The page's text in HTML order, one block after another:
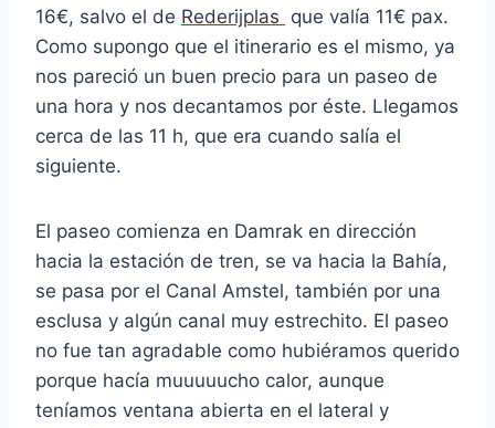
16€, salvo el de Rederijplas que valía 11€ pax.
Como supongo que el itinerario es el mismo, ya
nos pareció un buen precio para un paseo de
una hora y nos decantamos por éste. Llegamos
cerca de las 11 h, que era cuando salía el
siguiente.
El paseo comienza en Damrak en dirección
hacia la estación de tren, se va hacia la Bahía,
se pasa por el Canal Amstel, también por una
esclusa y algún canal muy estrechito. El paseo
no fue tan agradable como hubiéramos querido
porque hacía muuuuucho calor, aunque
teníamos ventana abierta en el lateral y